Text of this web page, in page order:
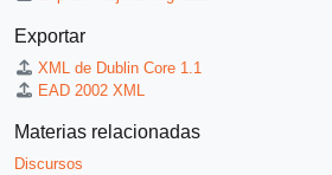
Exportar
XML de Dublin Core 1.1
EAD 2002 XML
Materias relacionadas
Discursos